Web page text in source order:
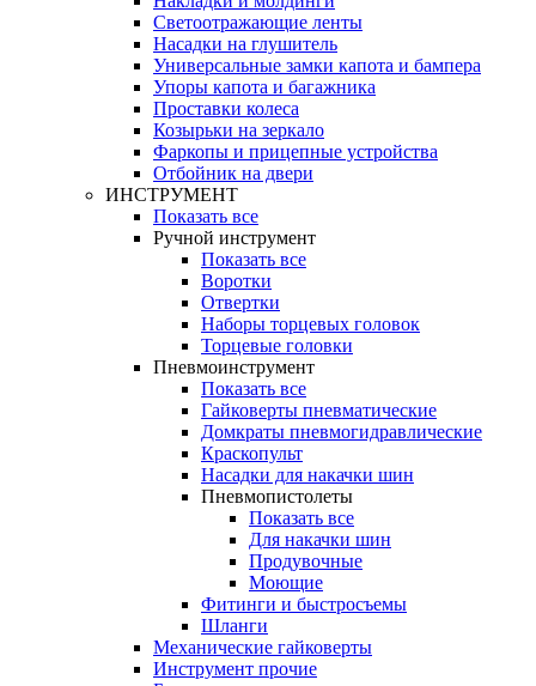
Светоотражающие ленты
Насадки на глушитель
Универсальные замки капота и бампера
Упоры капота и багажника
Проставки колеса
Козырьки на зеркало
Фаркопы и прицепные устройства
Отбойник на двери
ИНСТРУМЕНТ
Показать все
Ручной инструмент
Показать все
Воротки
Отвертки
Наборы торцевых головок
Торцевые головки
Пневмоинструмент
Показать все
Гайковерты пневматические
Домкраты пневмогидравлические
Краскопульт
Насадки для накачки шин
Пневмопистолеты
Показать все
Для накачки шин
Продувочные
Моющие
Фитинги и быстросъемы
Шланги
Механические гайковерты
Инструмент прочиe